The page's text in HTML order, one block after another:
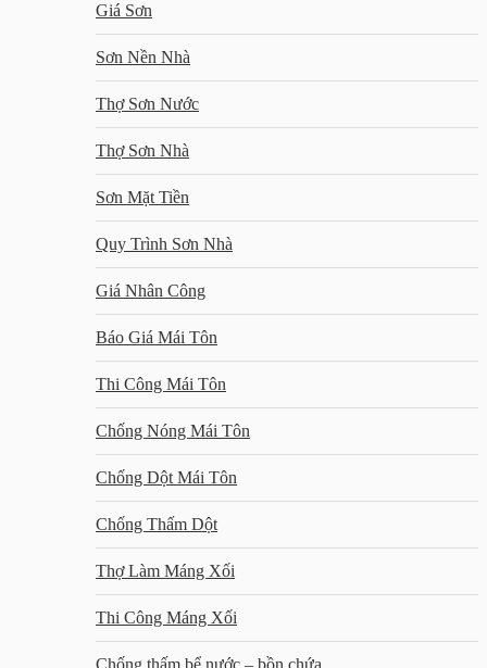
Giá Sơn
Sơn Nền Nhà
Thợ Sơn Nước
Thợ Sơn Nhà
Sơn Mặt Tiền
Quy Trình Sơn Nhà
Giá Nhân Công
Báo Giá Mái Tôn
Thi Công Mái Tôn
Chống Nóng Mái Tôn
Chống Dột Mái Tôn
Chống Thấm Dột
Thợ Làm Máng Xối
Thi Công Máng Xối
Chống thấm bể nước – bồn chứa